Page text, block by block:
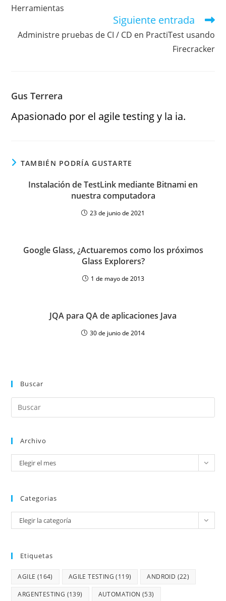
Herramientas
Siguiente entrada
Administre pruebas de CI / CD en PractiTest usando
Firecracker
Gus Terrera
Apasionado por el agile testing y la ia.
TAMBIÉN PODRÍA GUSTARTE
Instalación de TestLink mediante Bitnami en
nuestra computadora
23 de junio de 2021
Google Glass, ¿Actuaremos como los próximos
Glass Explorers?
1 de mayo de 2013
JQA para QA de aplicaciones Java
30 de junio de 2014
Buscar
Archivo
Elegir el mes
Categorias
Elegir la categoría
Etiquetas
AGILE (164) AGILE TESTING (119) ANDROID (22)
ARGENTESTING (139) AUTOMATION (53)